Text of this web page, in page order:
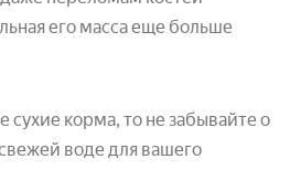
его масса еще больше
сухие корма, то не забывайте о
воде для вашего